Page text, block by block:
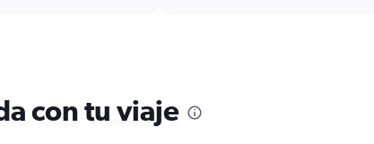
has
2
con tu viaje